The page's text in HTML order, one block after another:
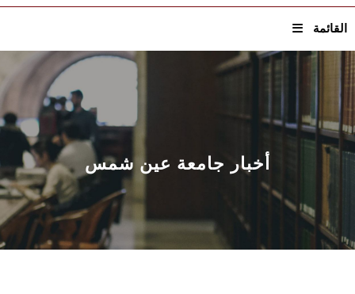
القائمة
الرئيسيـة
عن الجامعة
القطاعـات
الشئون الأكاديمية
البحث العلمي
أخبار جامعة عين شمس